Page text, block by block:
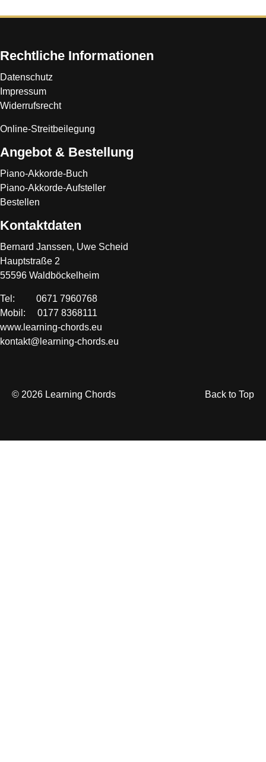
Rechtliche Informationen
Datenschutz
Impressum
Widerrufsrecht
Online-Streitbeilegung
Angebot & Bestellung
Piano-Akkorde-Buch
Piano-Akkorde-Aufsteller
Bestellen
Kontaktdaten
Bernard Janssen, Uwe Scheid
Hauptstraße 2
55596 Waldböckelheim
Tel: 0671 7960768
Mobil: 0177 8368111
www.learning-chords.eu
kontakt@learning-chords.eu
Back to Top
© 2026 Learning Chords